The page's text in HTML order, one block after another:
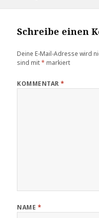
Schreibe einen
Deine E-Mail-Adresse wird
sind mit* markiert
KOMMENTAR*
NAME *